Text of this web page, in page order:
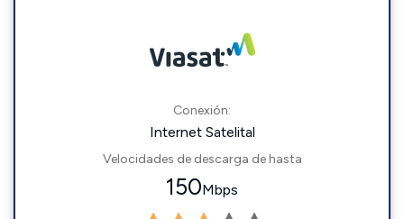
Conexión:
Internet Satelital
Velocidades de descarga de hasta
150Mbps